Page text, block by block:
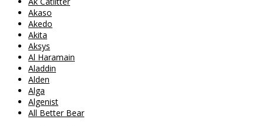
Akaso
Akedo
Akita
Aksys
Al Haramain
Aladdin
Alden
Alga
Algenist
All Better Bear